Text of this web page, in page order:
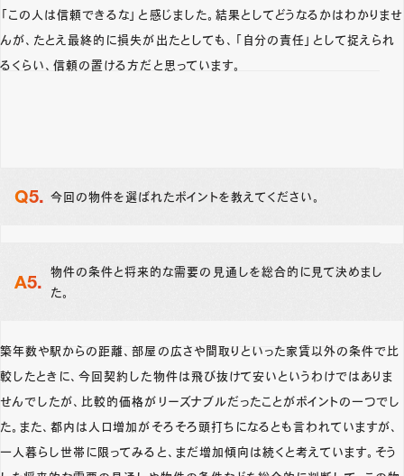
「この人は信頼できるな」と感じました。結果としてどうなるかはわかりませ
んが、たとえ最終的に損失が出たとしても、「自分の責任」として捉えられ
るくらい、信頼の置ける方だと思っています。
今回の物件を選ばれたポイントを教えてください。
物件の条件と将来的な需要の見通しを総合的に見て決めまし
た。
築年数や駅からの距離、部屋の広さや間取りといった家賃以外の条件で比
較したときに、今回契約した物件は飛び抜けて安いというわけではありま
せんでしたが、比較的価格がリーズナブルだったことがポイントの一つでし
た。また、都内は人口増加がそろそろ頭打ちになるとも言われていますが、
一人暮らし世帯に限ってみると、まだ増加傾向は続くと考えています。そう